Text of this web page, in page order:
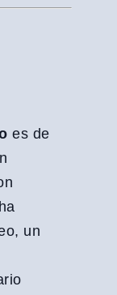
es de
un